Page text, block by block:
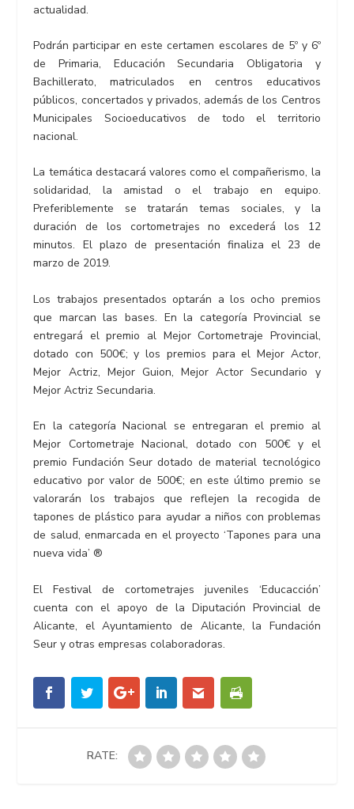
actualidad.
Podrán participar en este certamen escolares de 5º y 6º
de Primaria, Educación Secundaria Obligatoria y
Bachillerato, matriculados en centros educativos
públicos, concertados y privados, además de los Centros
Municipales Socioeducativos de todo el territorio
nacional.
La temática destacará valores como el compañerismo, la
solidaridad, la amistad o el trabajo en equipo.
Preferiblemente se tratarán temas sociales, y la
duración de los cortometrajes no excederá los 12
minutos. El plazo de presentación finaliza el 23 de
marzo de 2019.
Los trabajos presentados optarán a los ocho premios
que marcan las bases. En la categoría Provincial se
entregará el premio al Mejor Cortometraje Provincial,
dotado con 500€; y los premios para el Mejor Actor,
Mejor Actriz, Mejor Guion, Mejor Actor Secundario y
Mejor Actriz Secundaria.
En la categoría Nacional se entregaran el premio al
Mejor Cortometraje Nacional, dotado con 500€ y el
premio Fundación Seur dotado de material tecnológico
educativo por valor de 500€; en este último premio se
valorarán los trabajos que reflejen la recogida de
tapones de plástico para ayudar a niños con problemas
de salud, enmarcada en el proyecto ‘Tapones para una
nueva vida’ ®
El Festival de cortometrajes juveniles ‘Educacción’
cuenta con el apoyo de la Diputación Provincial de
Alicante, el Ayuntamiento de Alicante, la Fundación
Seur y otras empresas colaboradoras.
RATE: